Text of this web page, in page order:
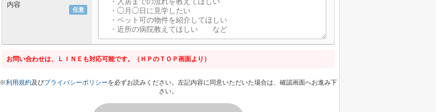
任意
内容
お問い合わせは、ＬＩＮＥも対応可能です。（ＨＰのＴＯＰ画面より）
※利用規約及びプライバシーポリシーを必ずお読みください。左記内容に同意いただいた場合は、確認画面へお進み下
さい。